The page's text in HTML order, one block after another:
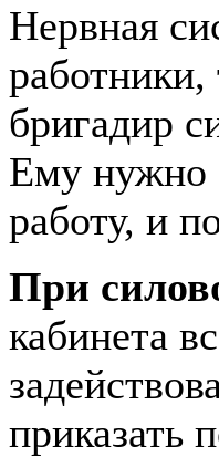
Нервная
бригадир
Ему нужно
работу, и
При
кабинета
приказать